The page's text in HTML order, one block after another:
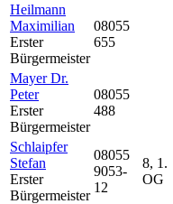
Heilmann
Maximilian
Erster
Bürgermeister
08055
655
Mayer Dr.
Peter
Erster
Bürgermeister
08055
488
Schlaipfer
Stefan
Erster
Bürgermeister
08055
9053-
12
8, 1.
OG